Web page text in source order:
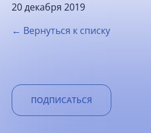
20 декабря 2019
← Вернуться к списку
ПОДПИСАТЬСЯ